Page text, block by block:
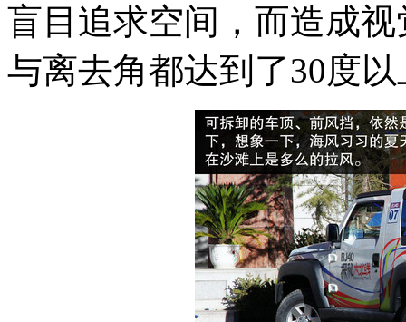
盲目追求空间，而造成
与离去角都达到了30度